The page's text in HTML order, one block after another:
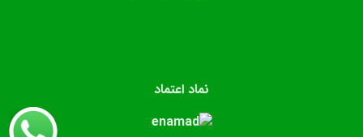
نماد اعتماد